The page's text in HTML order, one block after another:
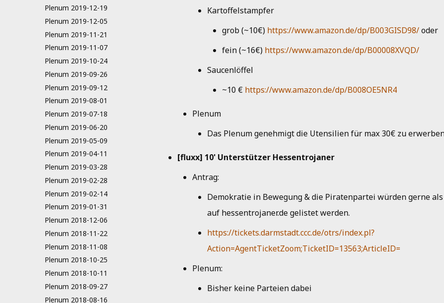
Plenum 2019-12-19
Plenum 2019-12-05
Plenum 2019-11-21
Plenum 2019-11-07
Plenum 2019-10-24
Plenum 2019-09-26
Plenum 2019-09-12
Plenum 2019-08-01
Plenum 2019-07-18
Plenum 2019-06-20
Plenum 2019-05-09
Plenum 2019-04-11
Plenum 2019-03-28
Plenum 2019-02-28
Plenum 2019-02-14
Plenum 2019-01-31
Plenum 2018-12-06
Plenum 2018-11-22
Plenum 2018-11-08
Plenum 2018-10-25
Plenum 2018-10-11
Plenum 2018-09-27
Plenum 2018-08-16
Kartoffelstampfer
grob (~10€) https://www.amazon.de/dp/B003GISD98/oder
fein (~16€) https://www.amazon.de/dp/B00008XVQD/
Saucenlöffel
~10 € https://www.amazon.de/dp/B008OE5NR4
Plenum
Das Plenum genehmigt die Utensilien für max 30€ zu
[fluxx] 10' Unterstützer Hessentrojaner
Antrag:
Demokratie in Bewegung & die Piratenpartei würden gerne
auf hessentrojaner.de gelistet werden.
https://tickets.darmstadt.ccc.de/otrs/index.pl?
Action=AgentTicketZoom;TicketID=13563;ArticleID=
Plenum:
Bisher keine Parteien dabei